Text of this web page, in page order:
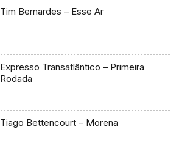
Tim Bernardes – Esse Ar
Expresso Transatlântico – Primeira
Rodada
Tiago Bettencourt – Morena